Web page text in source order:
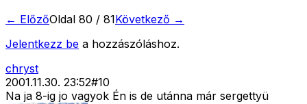
← ElőzőOldal 80 / 81Következő →
Jelentkezz be a hozzászóláshoz.
chryst
2001.11.30. 23:52#10
Na ja 8-ig jo vagyok Én is de utánna már sergettyü